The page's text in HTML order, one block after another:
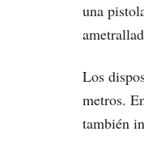
una
Los
metros.
también